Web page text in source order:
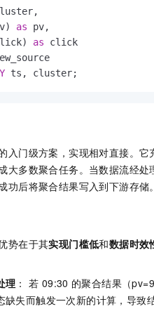
as pv,
as
ts, cluster;
入门级方案，实现相对直接。
大多数聚合任务。当数据流经
功后将聚合结果写入到下游存储。
势在于其实现门槛低和数据时效
理 ： 若 09:30 的聚合结果（
缺失而触发一次新的计算，导致